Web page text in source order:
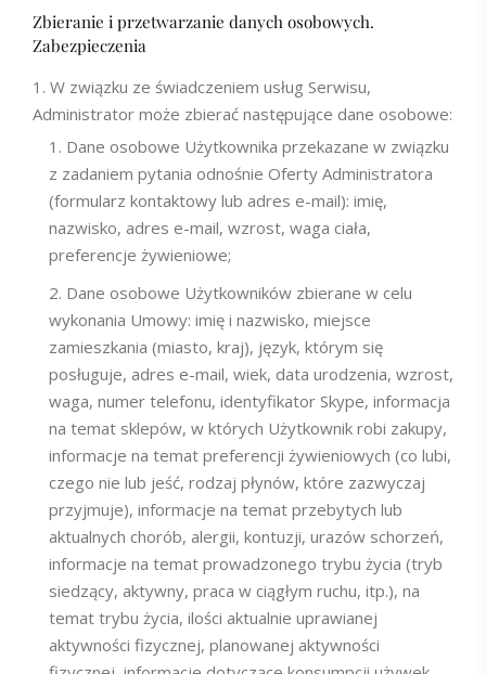
Zbieranie i przetwarzanie danych osobowych.
Zabezpieczenia
W związku ze świadczeniem usług Serwisu,
Administrator może zbierać następujące dane osobowe:
Dane osobowe Użytkownika przekazane w związku
z zadaniem pytania odnośnie Oferty Administratora
(formularz kontaktowy lub adres e-mail): imię,
nazwisko, adres e-mail, wzrost, waga ciała,
preferencje żywieniowe;
Dane osobowe Użytkowników zbierane w celu
wykonania Umowy: imię i nazwisko, miejsce
zamieszkania (miasto, kraj), język, którym się
posługuje, adres e-mail, wiek, data urodzenia, wzrost,
waga, numer telefonu, identyfikator Skype, informacja
na temat sklepów, w których Użytkownik robi zakupy,
informacje na temat preferencji żywieniowych (co lubi,
czego nie lub jeść, rodzaj płynów, które zazwyczaj
przyjmuje), informacje na temat przebytych lub
aktualnych chorób, alergii, kontuzji, urazów schorzeń,
informacje na temat prowadzonego trybu życia (tryb
siedzący, aktywny, praca w ciągłym ruchu, itp.), na
temat trybu życia, ilości aktualnie uprawianej
aktywności fizycznej, planowanej aktywności